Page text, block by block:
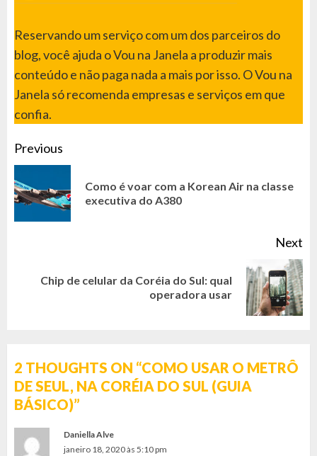
Reservando um serviço com um dos parceiros do
blog, você ajuda o Vou na Janela a produzir mais
conteúdo e não paga nada a mais por isso. O Vou na
Janela só recomenda empresas e serviços em que
confia.
CONTINUE
READING
Previous
Como é voar com a Korean Air na classe
executiva do A380
Next
NextChip de celular da Coréia do Sul: qual
operadora usar
2 THOUGHTS ON “COMO USAR O METRÔ
DE SEUL, NA CORÉIA DO SUL (GUIA
BÁSICO)”
Daniella Alve
janeiro 18, 2020 às 5:10 pm